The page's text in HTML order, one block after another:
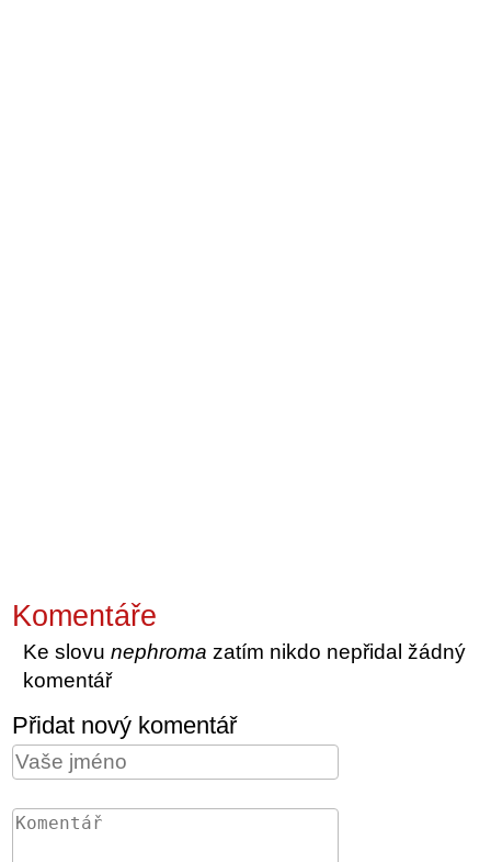
Komentáře
Ke slovunephroma zatím nikdo nepřidal žádný
komentář
Přidat nový komentář